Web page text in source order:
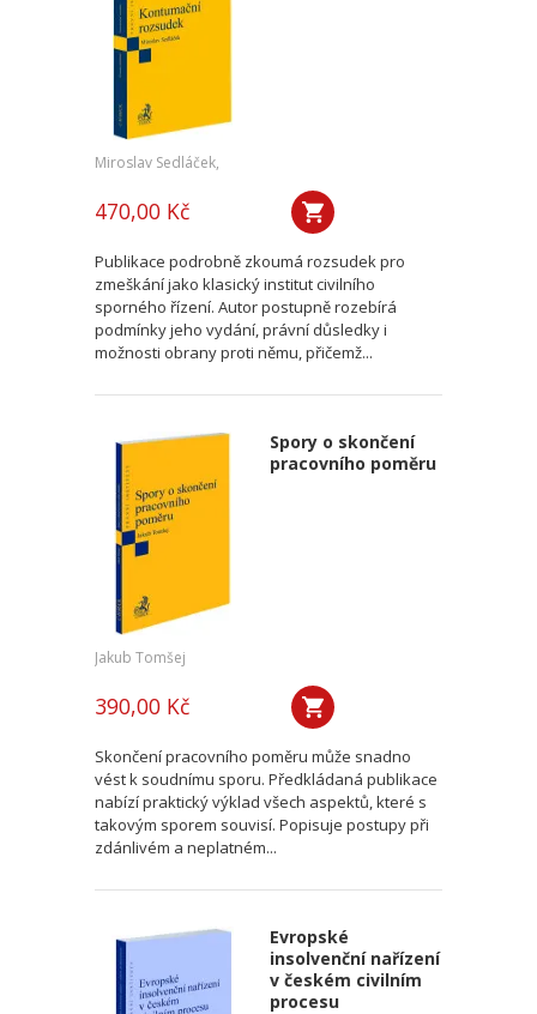
Miroslav Sedláček,
470,00 Kč
Publikace podrobně zkoumá rozsudek pro
zmeškání jako klasický institut civilního
sporného řízení. Autor postupně rozebírá
podmínky jeho vydání, právní důsledky i
možnosti obrany proti němu, přičemž...
Spory o skončení
pracovního poměru
Jakub Tomšej
390,00 Kč
Skončení pracovního poměru může snadno
vést k soudnímu sporu. Předkládaná publikace
nabízí praktický výklad všech aspektů, které s
takovým sporem souvisí. Popisuje postupy při
zdánlivém a neplatném...
Evropské
insolvenční nařízení
v českém civilním
procesu